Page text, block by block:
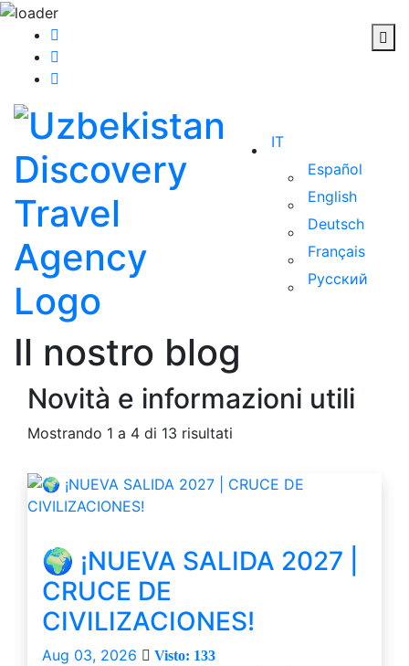
IT
Español
English
Deutsch
Français
Русский
Il nostro blog
Novità e informazioni utili
Mostrando 1 a 4 di 13 risultati
🌍 ¡NUEVA SALIDA 2027 |
CRUCE DE
CIVILIZACIONES!
Aug 03, 2026 Visto: 133